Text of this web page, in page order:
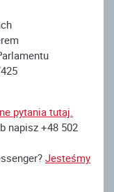
pytania tutaj.
napisz +48 502
Jesteśmy